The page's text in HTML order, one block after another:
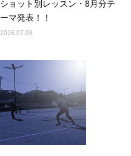
ショット別レッスン・8月分テ
ーマ発表！！
2026.07.08